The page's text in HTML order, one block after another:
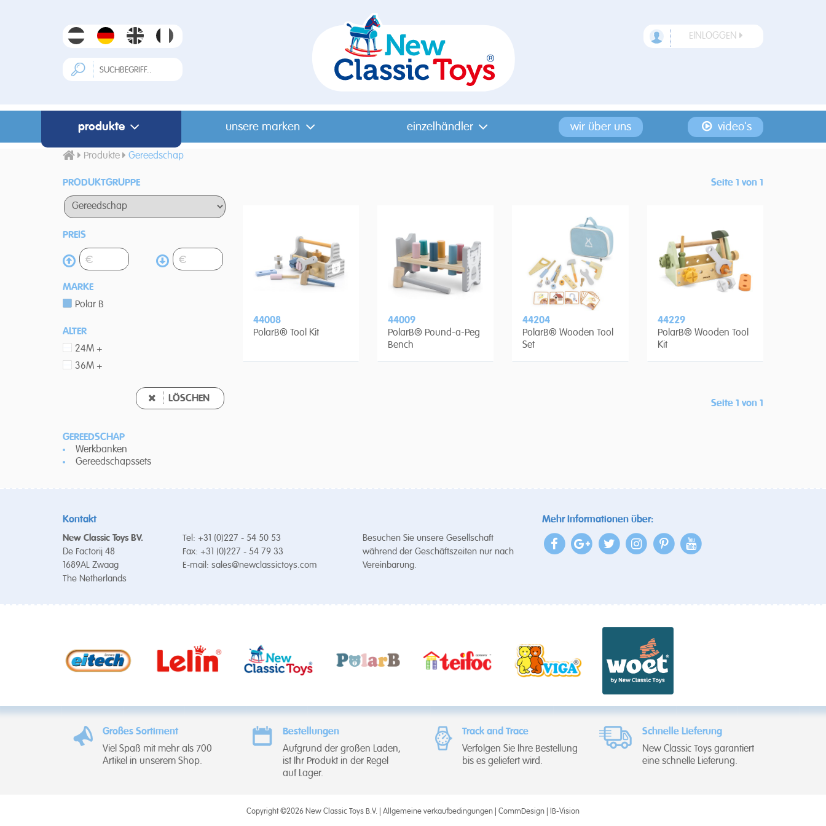
EINLOGGEN
produkte unsere marken einzelhändler wir über uns video's
Produkte Gereedschap
PRODUKTGRUPPE
PREIS
MARKE
Polar B
ALTER
24M +
36M +
LÖSCHEN
GEREEDSCHAP
Werkbanken
Gereedschapssets
Seite 1 von 1
44008
PolarB® Tool Kit
44009
PolarB® Pound-a-Peg
Bench
44204
PolarB® Wooden Tool
Set
44229
PolarB® Wooden Tool
Kit
Seite 1 von 1
Kontakt
New Classic Toys BV.
De Factorij 48
1689AL Zwaag
The Netherlands
Tel: +31 (0)227 - 54 50 53
Fax: +31 (0)227 - 54 79 33
E-mail: sales@newclassictoys.com
Besuchen Sie unsere Gesellschaft
während der Geschäftszeiten nur nach
Vereinbarung.
Mehr Informationen über:
Großes Sortiment
Viel Spaß mit mehr als 700
Artikel in unserem Shop.
Bestellungen
Aufgrund der großen Laden,
ist Ihr Produkt in der Regel
auf Lager.
Track and Trace
Verfolgen Sie Ihre Bestellung
bis es geliefert wird.
Schnelle Lieferung
New Classic Toys garantiert
eine schnelle Lieferung.
Copyright ©2026 New Classic Toys B.V. | Allgemeine verkaufbedingungen CommDesign IB-Vision